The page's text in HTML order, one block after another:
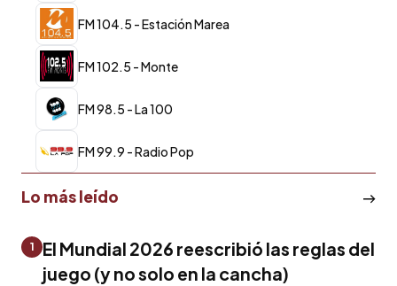
FM 104.5 - Estación Marea
FM 102.5 - Monte
FM 98.5 - La 100
FM 99.9 - Radio Pop
Lo más leído
1
El Mundial 2026 reescribió las reglas del
juego (y no solo en la cancha)